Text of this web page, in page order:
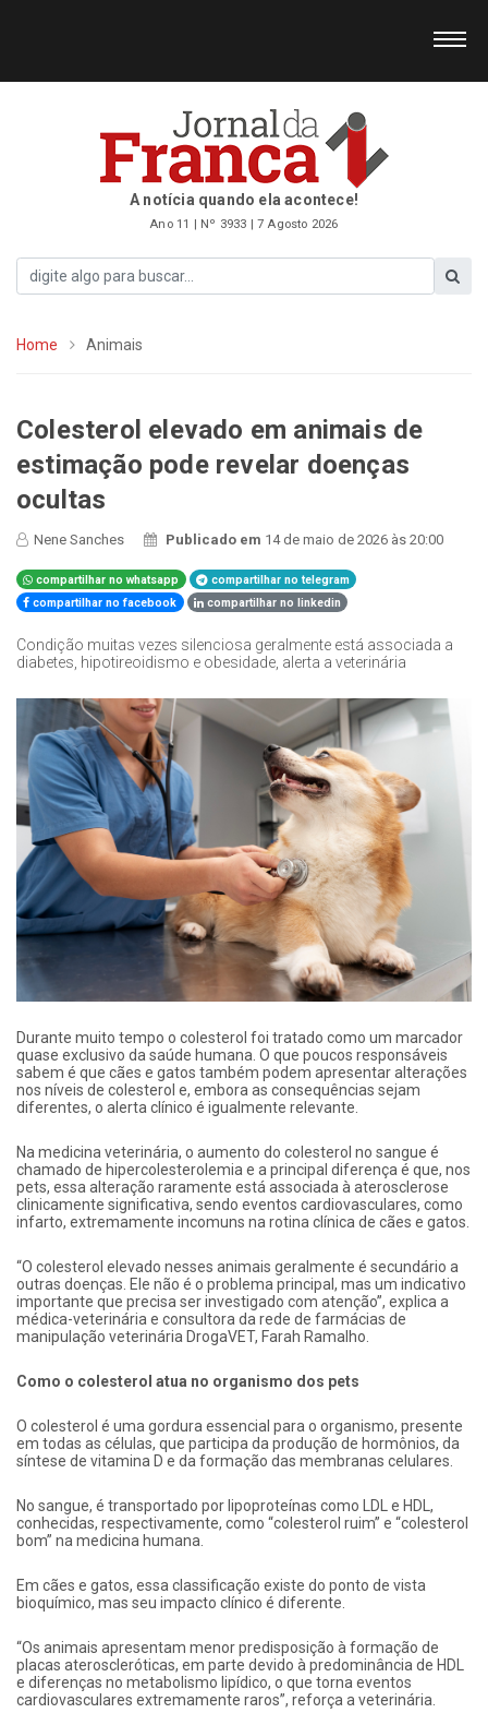
A notícia quando ela acontece!
Ano 11 | Nº 3933 | 7 Agosto 2026
Home Animais
Colesterol elevado em animais de
estimação pode revelar doenças
ocultas
Nene Sanches Publicado em 14 de maio de 2026 às 20:00
compartilhar no whatsapp
compartilhar no telegram
compartilhar no facebook
compartilhar no linkedin
Condição muitas vezes silenciosa geralmente está associada a
diabetes, hipotireoidismo e obesidade, alerta a veterinária
Durante muito tempo o colesterol foi tratado como um marcador
quase exclusivo da saúde humana. O que poucos responsáveis
sabem é que cães e gatos também podem apresentar alterações
nos níveis de colesterol e, embora as consequências sejam
diferentes, o alerta clínico é igualmente relevante.
Na medicina veterinária, o aumento do colesterol no sangue é
chamado de hipercolesterolemia e a principal diferença é que, nos
pets, essa alteração raramente está associada à aterosclerose
clinicamente significativa, sendo eventos cardiovasculares, como
infarto, extremamente incomuns na rotina clínica de cães e gatos.
“O colesterol elevado nesses animais geralmente é secundário a
outras doenças. Ele não é o problema principal, mas um indicativo
importante que precisa ser investigado com atenção”, explica a
médica-veterinária e consultora da rede de farmácias de
manipulação veterinária DrogaVET, Farah Ramalho.
Como o colesterol atua no organismo dos pets
O colesterol é uma gordura essencial para o organismo, presente
em todas as células, que participa da produção de hormônios, da
síntese de vitamina D e da formação das membranas celulares.
No sangue, é transportado por lipoproteínas como LDL e HDL,
conhecidas, respectivamente, como “colesterol ruim” e “colesterol
bom” na medicina humana.
Em cães e gatos, essa classificação existe do ponto de vista
bioquímico, mas seu impacto clínico é diferente.
“Os animais apresentam menor predisposição à formação de
placas ateroscleróticas, em parte devido à predominância de HDL
e diferenças no metabolismo lipídico, o que torna eventos
cardiovasculares extremamente raros”, reforça a veterinária.